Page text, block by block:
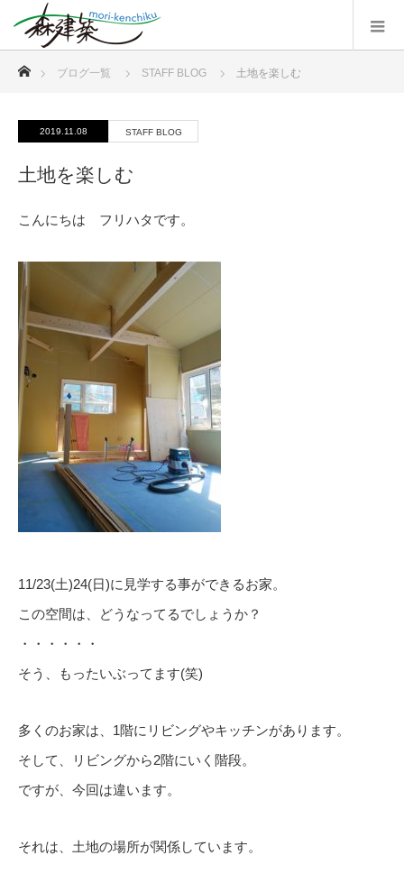
ブログ一覧 STAFF BLOG 土地を楽しむ
2019.11.08 STAFF BLOG
土地を楽しむ
こんにちは フリハタです。
11/23(土)24(日)に見学する事ができるお家。
この空間は、どうなってるでしょうか？
・・・・・・
そう、もったいぶってます(笑)
多くのお家は、1階にリビングやキッチンがあります。
そして、リビングから2階にいく階段。
ですが、今回は違います。
それは、土地の場所が関係しています。